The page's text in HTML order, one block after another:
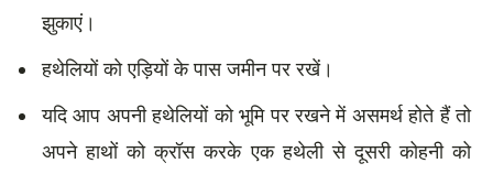
झुकाएं।
हथेलियों को एड़ियों के पास जमीन पर रखें।
यदि आप अपनी हथेलियों को भूमि पर रखने में असमर्थ होते हैं तो
अपने हाथों को क्रॉस करके एक हथेली से दूसरी कोहनी को